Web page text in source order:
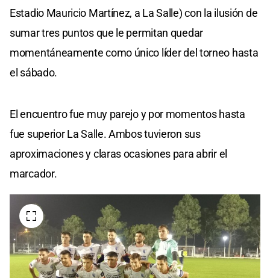
Estadio Mauricio Martínez, a La Salle) con la ilusión de
sumar tres puntos que le permitan quedar
momentáneamente como único líder del torneo hasta
el sábado.
El encuentro fue muy parejo y por momentos hasta
fue superior La Salle. Ambos tuvieron sus
aproximaciones y claras ocasiones para abrir el
marcador.